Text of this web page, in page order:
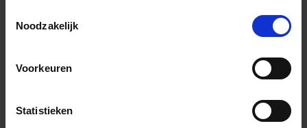
Noodzakelijk
Voorkeuren
Statistieken